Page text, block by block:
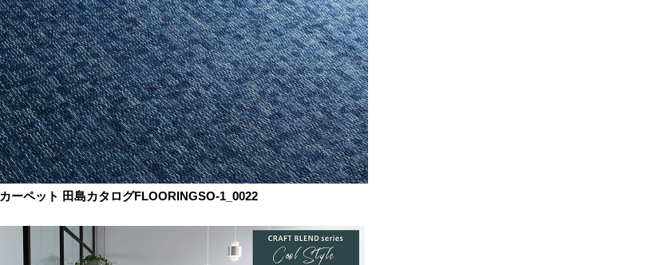
カーペット 田島カタログFLOORINGSO-1_0022